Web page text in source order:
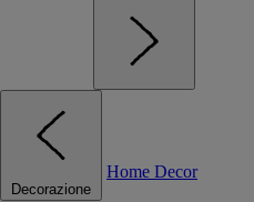
Decorazione
Home Decor